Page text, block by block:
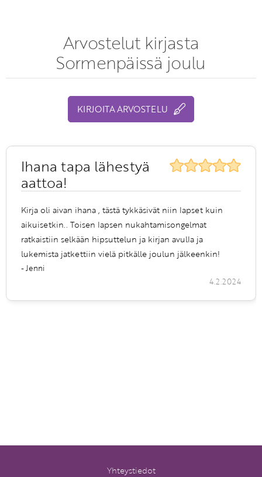
Arvostelut kirjasta
Sormenpäissä joulu
KIRJOITA ARVOSTELU
Ihana tapa lähestyä
aattoa!
Kirja oli aivan ihana , tästä tykkäsivät niin lapset kuin
aikuisetkin.. Toisen lapsen nukahtamisongelmat
ratkaistiin selkään hipsuttelun ja kirjan avulla ja
lukemista jatkettiin vielä pitkälle joulun jälkeenkin!
- Jenni
4.2.2024
Yhteystiedot